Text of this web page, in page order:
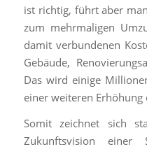
ist richtig, führt aber
zum mehrmaligen
damit verbundenen
Gebäude,
Das wird einige
einer weiteren Erhöhung
Somit zeichnet sich
Zukunftsvision einer